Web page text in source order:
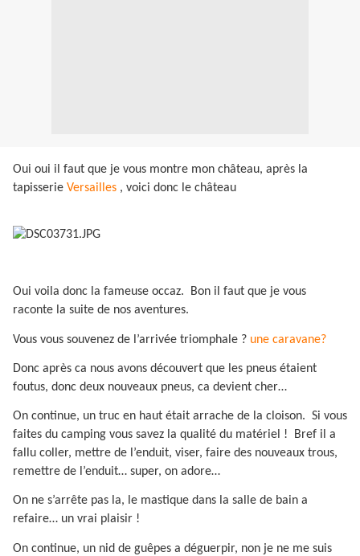
Oui oui il faut que je vous montre mon château, après la
tapisserie Versailles , voici donc le château
Oui voila donc la fameuse occaz.
Bon il faut que je vous
raconte la suite de nos aventures.
Vous vous souvenez de l’arrivée triomphale ? une caravane?
Donc après ca nous avons découvert que les pneus étaient
foutus, donc deux nouveaux pneus, ca devient cher…
On continue, un truc en haut était arrache de la cloison. Si vous
faites du camping vous savez la qualité du matériel !
Bref il a
fallu coller, mettre de l’enduit, viser, faire des nouveaux trous,
remettre de l’enduit… super, on adore…
On ne s’arrête pas la, le mastique dans la salle de bain a
refaire… un vrai plaisir !
On continue, un nid de guêpes a déguerpir, non je ne me suis